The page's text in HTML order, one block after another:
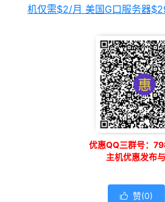
机仅需$2/月 美国G口服务器
优惠QQ三群号：
主机优惠发布
 赞(0)